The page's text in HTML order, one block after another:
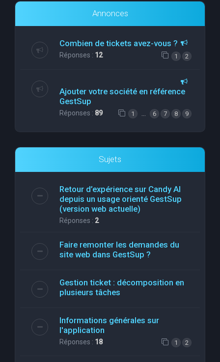
Annonces
Combien de tickets avez-vous ?
Réponses : 12 1 2
Ajouter votre société en référence
GestSup
Réponses : 89 1 6 7 8 9
Sujets
Retour d’expérience sur Candy AI
depuis un usage orienté GestSup
(version web actuelle)
Réponses : 2
Faire remonter les demandes du
site web dans GestSup ?
Gestion ticket : décomposition en
plusieurs tâches
Informations générales sur
l'application
Réponses : 18 1 2